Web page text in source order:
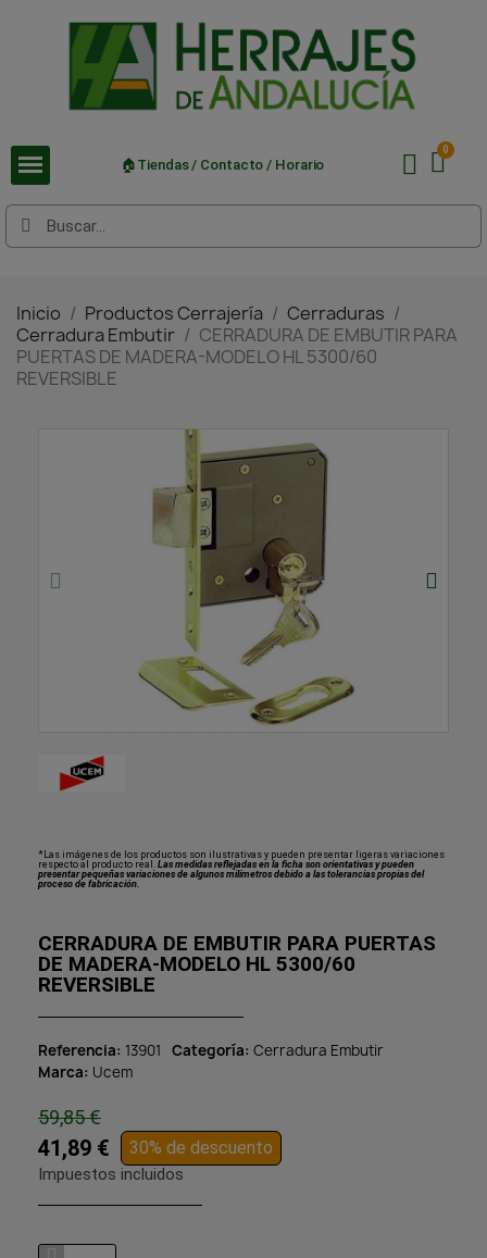
🏠Tiendas / Contacto / Horario
Inicio Productos Cerrajería
Cerraduras
Cerradura Embutir
CERRADURA DE EMBUTIR PARA
PUERTAS DE MADERA-MODELO HL 5300/60
REVERSIBLE
*Las imágenes de los productos son ilustrativas y pueden presentar ligeras variaciones
respecto al producto real. Las medidas reflejadas en la ficha son orientativas y pueden
presentar pequeñas variaciones de algunos milímetros debido a las tolerancias propias del
proceso de fabricación.
CERRADURA DE EMBUTIR PARA PUERTAS
DE MADERA-MODELO HL 5300/60
REVERSIBLE
Referencia 13901 Categoría Cerradura Embutir
Marca Ucem
59,85 €
41,89 € 30% de descuento
Impuestos incluidos